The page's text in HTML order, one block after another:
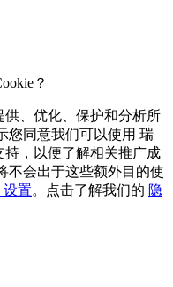
？
供、优化、保护和分析所
您同意我们可以使用 瑞
持，以便了解相关推广成
不会出于这些额外目的使
设置。点击了解我们的 隐